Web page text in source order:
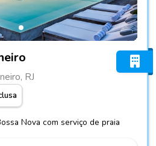
RJ
Nova com serviço de praia